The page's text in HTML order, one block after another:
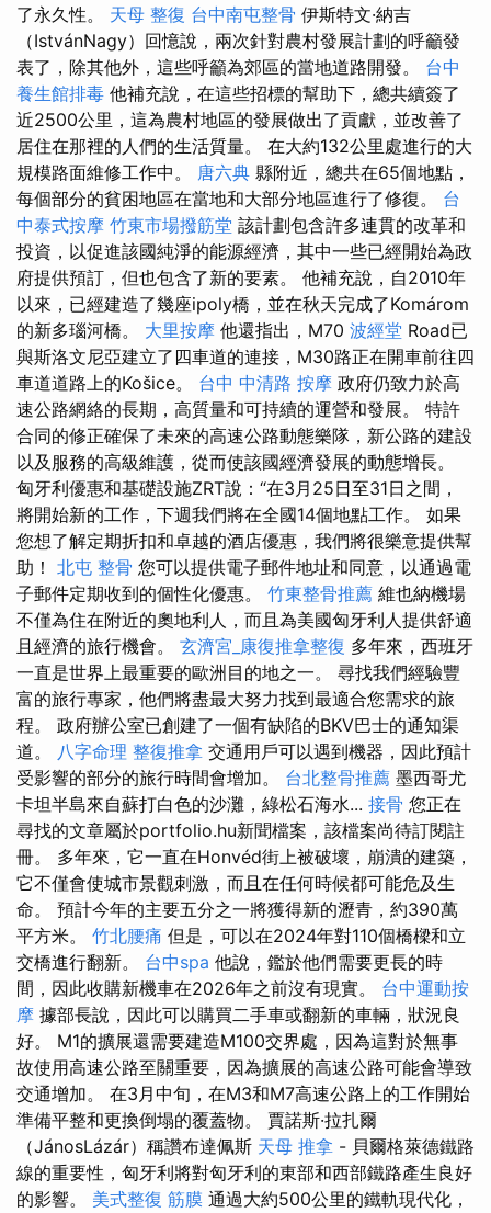
了永久性。 天母 整復 台中南屯整骨 伊斯特文·納吉
（IstvánNagy）回憶說，兩次針對農村發展計劃的呼籲發
表了，除其他外，這些呼籲為郊區的當地道路開發。 台中
養生館排毒 他補充說，在這些招標的幫助下，總共續簽了
近2500公里，這為農村地區的發展做出了貢獻，並改善了
居住在那裡的人們的生活質量。 在大約132公里處進行的大
規模路面維修工作中。 唐六典 縣附近，總共在65個地點，
每個部分的貧困地區在當地和大部分地區進行了修復。 台
中泰式按摩 竹東市場撥筋堂 該計劃包含許多連貫的改革和
投資，以促進該國純淨的能源經濟，其中一些已經開始為政
府提供預訂，但也包含了新的要素。 他補充說，自2010年
以來，已經建造了幾座ipoly橋，並在秋天完成了Komárom
的新多瑙河橋。 大里按摩 他還指出，M70 波經堂 Road已
與斯洛文尼亞建立了四車道的連接，M30路正在開車前往四
車道道路上的Košice。 台中 中清路 按摩 政府仍致力於高
速公路網絡的長期，高質量和可持續的運營和發展。 特許
合同的修正確保了未來的高速公路動態樂隊，新公路的建設
以及服務的高級維護，從而使該國經濟發展的動態增長。
匈牙利優惠和基礎設施ZRT說：“在3月25日至31日之間，
將開始新的工作，下週我們將在全國14個地點工作。 如果
您想了解定期折扣和卓越的酒店優惠，我們將很樂意提供幫
助！ 北屯 整骨 您可以提供電子郵件地址和同意，以通過電
子郵件定期收到的個性化優惠。 竹東整骨推薦 維也納機場
不僅為住在附近的奧地利人，而且為美國匈牙利人提供舒適
且經濟的旅行機會。 玄濟宮_康復推拿整復 多年來，西班牙
一直是世界上最重要的歐洲目的地之一。 尋找我們經驗豐
富的旅行專家，他們將盡最大努力找到最適合您需求的旅
程。 政府辦公室已創建了一個有缺陷的BKV巴士的通知渠
道。 八字命理 整復推拿 交通用戶可以遇到機器，因此預計
受影響的部分的旅行時間會增加。 台北整骨推薦 墨西哥尤
卡坦半島來自蘇打白色的沙灘，綠松石海水... 接骨 您正在
尋找的文章屬於portfolio.hu新聞檔案，該檔案尚待訂閱註
冊。 多年來，它一直在Honvéd街上被破壞，崩潰的建築，
它不僅會使城市景觀刺激，而且在任何時候都可能危及生
命。 預計今年的主要五分之一將獲得新的瀝青，約390萬
平方米。 竹北腰痛 但是，可以在2024年對110個橋樑和立
交橋進行翻新。 台中spa 他說，鑑於他們需要更長的時
間，因此收購新機車在2026年之前沒有現實。 台中運動按
摩 據部長說，因此可以購買二手車或翻新的車輛，狀況良
好。 M1的擴展還需要建造M100交界處，因為這對於無事
故使用高速公路至關重要，因為擴展的高速公路可能會導致
交通增加。 在3月中旬，在M3和M7高速公路上的工作開始
準備平整和更換倒塌的覆蓋物。 賈諾斯·拉扎爾
（JánosLázár）稱讚布達佩斯 天母 推拿 - 貝爾格萊德鐵路
線的重要性，匈牙利將對匈牙利的東部和西部鐵路產生良好
的影響。 美式整復 筋膜 通過大約500公里的鐵軌現代化，